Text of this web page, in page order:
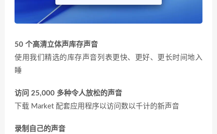
50 个高清立体声库存声音
使用我们精选的库存声音列表更快、更好、更长时间地入
睡
访问 25,000 多种令人放松的声音
下载 Market 配套应用程序以访问数以千计的新声音
录制自己的声音